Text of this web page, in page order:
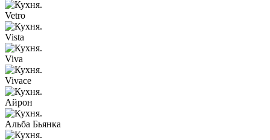
Vetro
Vista
Viva
Vivace
Айрон
Альба Бьянка